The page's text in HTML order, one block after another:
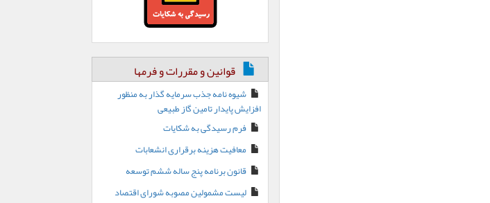
قوانین و مقررات و فرمها
شیوه نامه جذب سرمایه گذار به منظور
افزایش پایدار تامین گاز طبیعی
فرم رسیدگی به شکایات
معافیت هزینه برقراری انشعابات
قانون برنامه پنج ساله ششم توسعه
لیست مشمولین مصوبه شورای اقتصاد